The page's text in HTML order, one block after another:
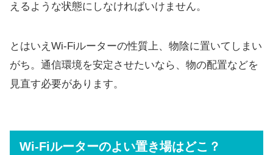
えるような状態にしなければいけません。
とはいえWi-Fiルーターの性質上、物陰に置いてしまい
がち。通信環境を安定させたいなら、物の配置などを
見直す必要があります。
Wi-Fiルーターのよい置き場はどこ？